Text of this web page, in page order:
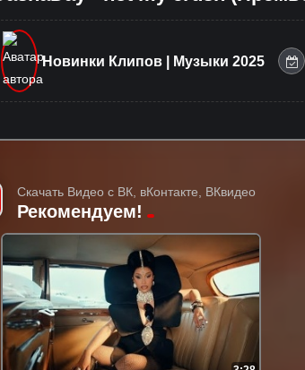
Новинки Клипов | Музыки 2025
Скачать Видео с ВК, вКонтакте, ВКвидео
Рекомендуем!